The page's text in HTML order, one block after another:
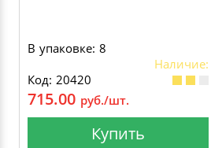
В упаковке: 8
Наличие:
Код: 20420
715.00 руб./шт.
Купить